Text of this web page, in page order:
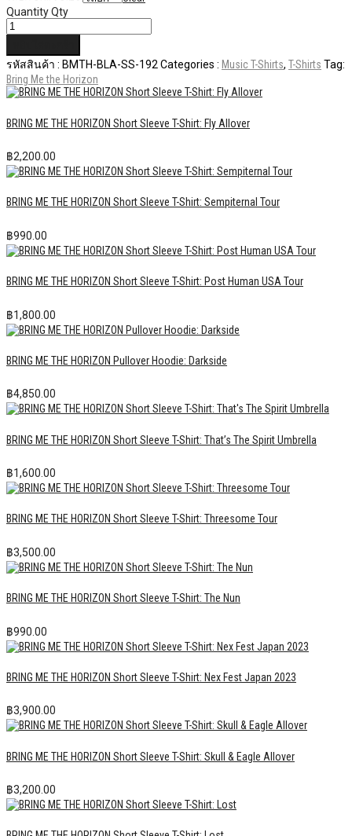
QuantityQty
รหัสสินค้า : BMTH-BLA-SS-192Categories : Music T-Shirts, T-Shirts Tag:
Bring Me the Horizon
BRING ME THE HORIZON Short Sleeve T-Shirt: Fly Allover
฿2,200.00
BRING ME THE HORIZON Short Sleeve T-Shirt: Sempiternal Tour
฿990.00
BRING ME THE HORIZON Short Sleeve T-Shirt: Post Human USA Tour
฿1,800.00
BRING ME THE HORIZON Pullover Hoodie: Darkside
฿4,850.00
BRING ME THE HORIZON Short Sleeve T-Shirt: That’s The Spirit Umbrella
฿1,600.00
BRING ME THE HORIZON Short Sleeve T-Shirt: Threesome Tour
฿3,500.00
BRING ME THE HORIZON Short Sleeve T-Shirt: The Nun
฿990.00
BRING ME THE HORIZON Short Sleeve T-Shirt: Nex Fest Japan 2023
฿3,900.00
BRING ME THE HORIZON Short Sleeve T-Shirt: Skull & Eagle Allover
฿3,200.00